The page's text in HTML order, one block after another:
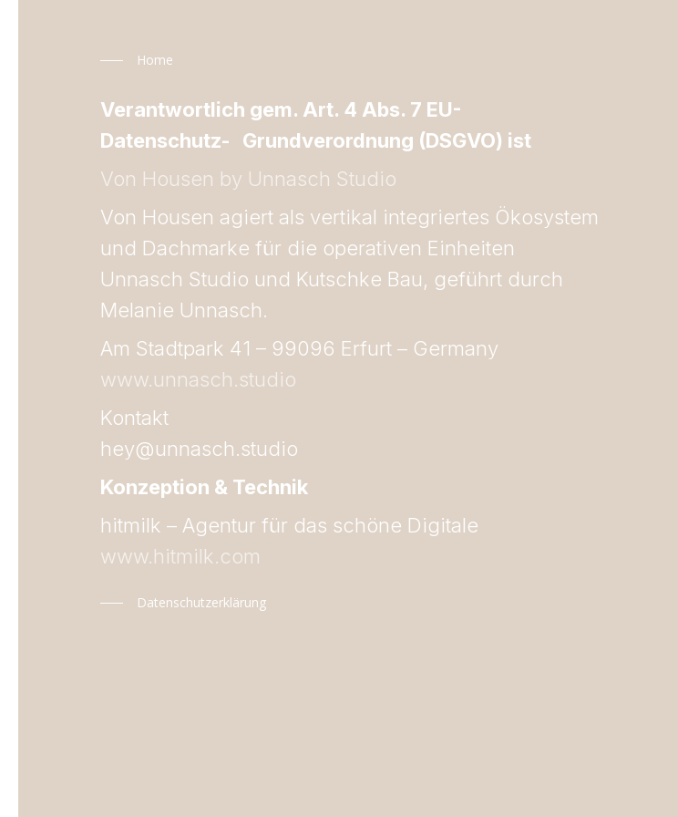
Home
Verantwortlich gem. Art. 4 Abs. 7 EU-
Datenschutz- Grundverordnung (DSGVO) ist
Von Housen by Unnasch Studio
Von Housen agiert als vertikal integriertes Ökosystem
und Dachmarke für die operativen Einheiten
Unnasch Studio und Kutschke Bau, geführt durch
Melanie Unnasch.
Am Stadtpark 41 – 99096 Erfurt – Germany
www.unnasch.studio
Kontakt
hey@unnasch.studio
Konzeption & Technik
hitmilk – Agentur für das schöne Digitale
www.hitmilk.com
Datenschutzerklärung